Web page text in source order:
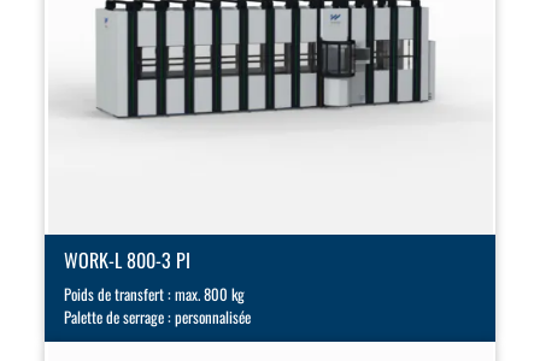
WORK-L 800-3 PI
Poids de transfert : max. 800 kg
Palette de serrage : personnalisée